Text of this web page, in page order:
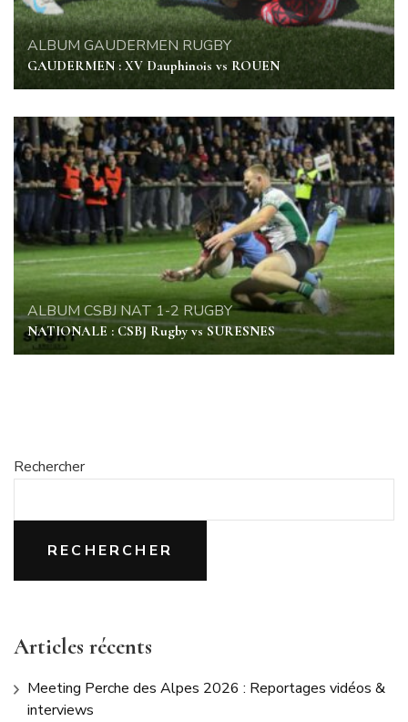
ALBUMGAUDERMEN RUGBY
GAUDERMEN : XV Dauphinois vs ROUEN
ALBUM CSBJ NAT 1-2 RUGBY
NATIONALE : CSBJ Rugby vs SURESNES
Rechercher
RECHERCHER
Articles récents
Meeting Perche des Alpes 2026 : Reportages vidéos &
interviews